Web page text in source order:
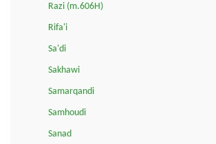
Razi (m.606H)
Rifa'i
Sa'di
Sakhawi
Samarqandi
Samhoudi
Sanad